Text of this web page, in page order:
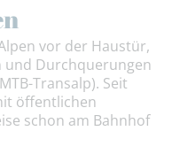
vor der Haustür,
und Durchquerungen
Transalp). Seit
öffentlichen
schon am Bahnhof